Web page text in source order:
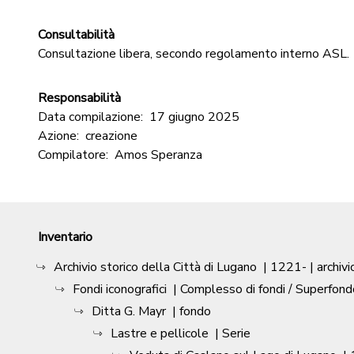
Consultabilità
Consultazione libera, secondo regolamento interno ASL.
Responsabilità
Data compilazione: 17 giugno 2025
Azione: creazione
Compilatore: Amos Speranza
Inventario
Archivio storico della Città di Lugano | 1221- |
Fondi iconografici | Complesso di fondi /
Ditta G. Mayr | fondo
Lastre e pellicole | Serie